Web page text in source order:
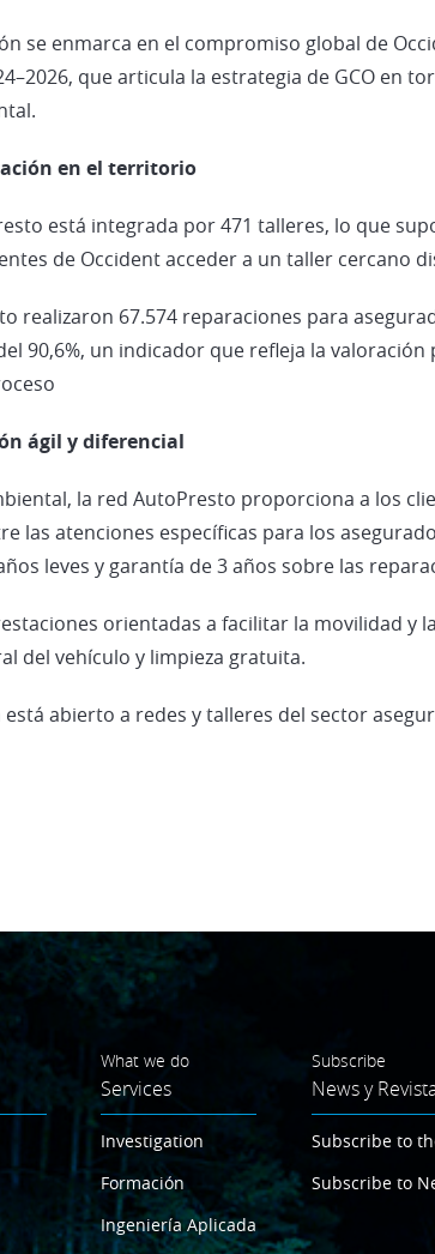
se enmarca en el compromiso global de
que articula la estrategia de GCO en
en el territorio
está integrada por 471 talleres, lo que
de Occident acceder a un taller cercano
realizaron 67.574 reparaciones para
90,6%, un indicador que refleja la
ágil y diferencial
la red AutoPresto proporciona a los
las atenciones específicas para los
leves y garantía de 3 años sobre las
orientadas a facilitar la movilidad y
del vehículo y limpieza gratuita.
abierto a redes y talleres del sector
What we do
Services
Investigation
Formación
Ingeniería Aplicada
Subscribe
News y
Subscribe to
Subscribe to